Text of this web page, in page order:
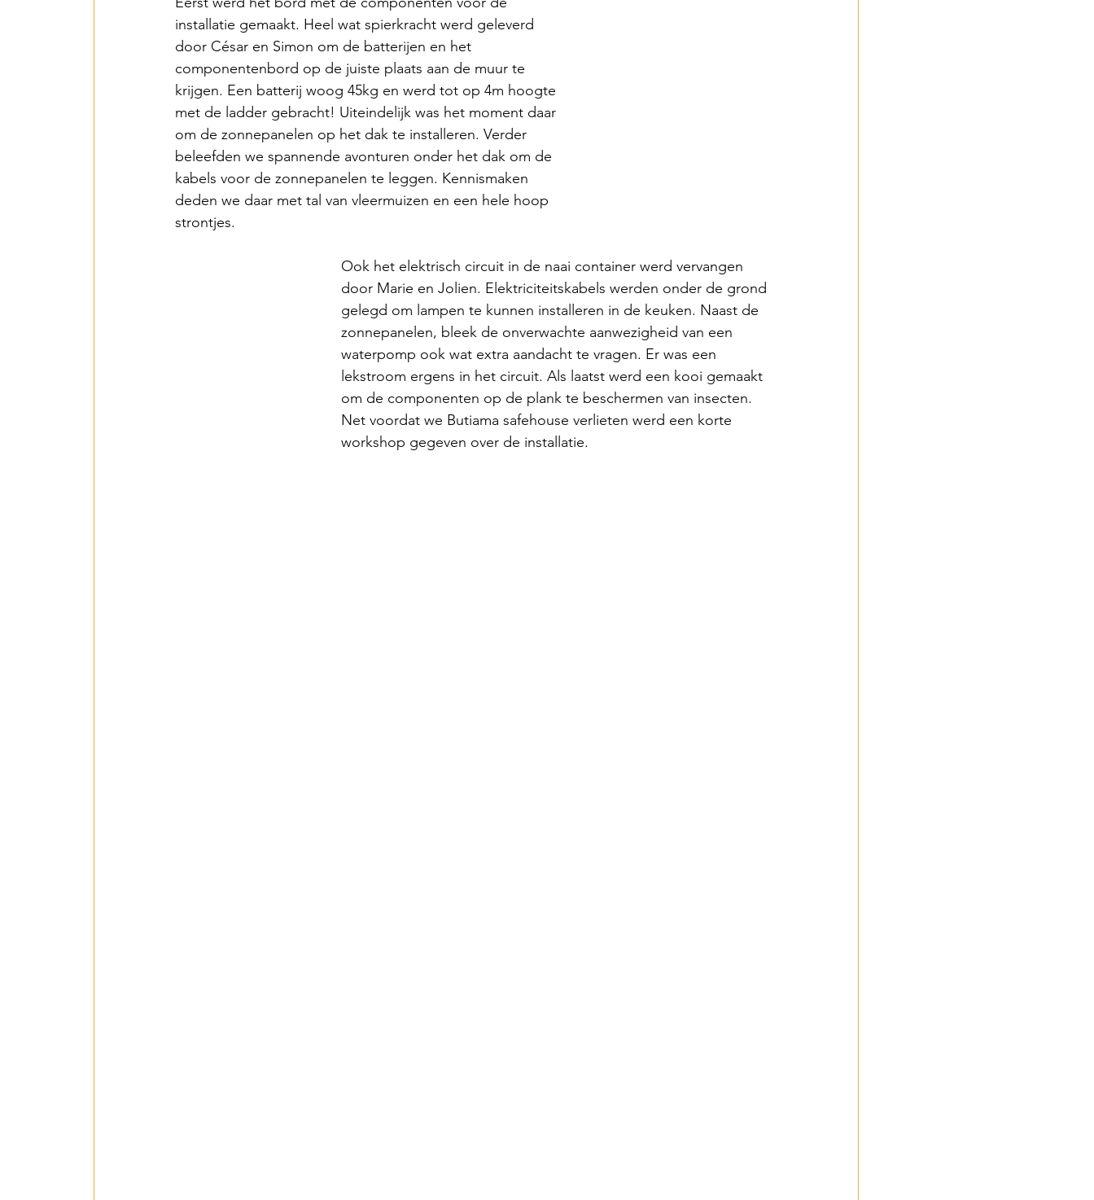
installatie gemaakt. Heel wat spierkracht werd geleverd
door César en Simon om de batterijen en het
componentenbord op de juiste plaats aan de muur te
krijgen. Een batterij woog 45kg en werd tot op 4m hoogte
met de ladder gebracht! Uiteindelijk was het moment daar
om de zonnepanelen op het dak te installeren. Verder
beleefden we spannende avonturen onder het dak om de
kabels voor de zonnepanelen te leggen. Kennismaken
deden we daar met tal van vleermuizen en een hele hoop
strontjes.
Ook het elektrisch circuit in de naai container werd vervangen
door Marie en Jolien. Elektriciteitskabels werden onder de grond
gelegd om lampen te kunnen installeren in de keuken. Naast de
zonnepanelen, bleek de onverwachte aanwezigheid van een
waterpomp ook wat extra aandacht te vragen. Er was een
lekstroom ergens in het circuit. Als laatst werd een kooi gemaakt
om de componenten op de plank te beschermen van insecten.
Net voordat we Butiama safehouse verlieten werd een korte
workshop gegeven over de installatie.